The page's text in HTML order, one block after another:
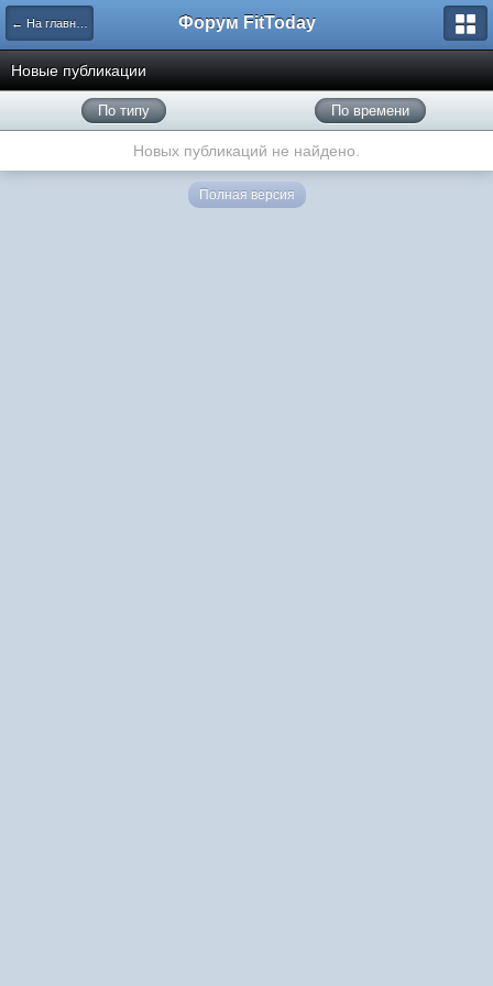
← На главную Форум FitToday
Новые публикации
По типу По времени
Новых публикаций не найдено.
Полная версия